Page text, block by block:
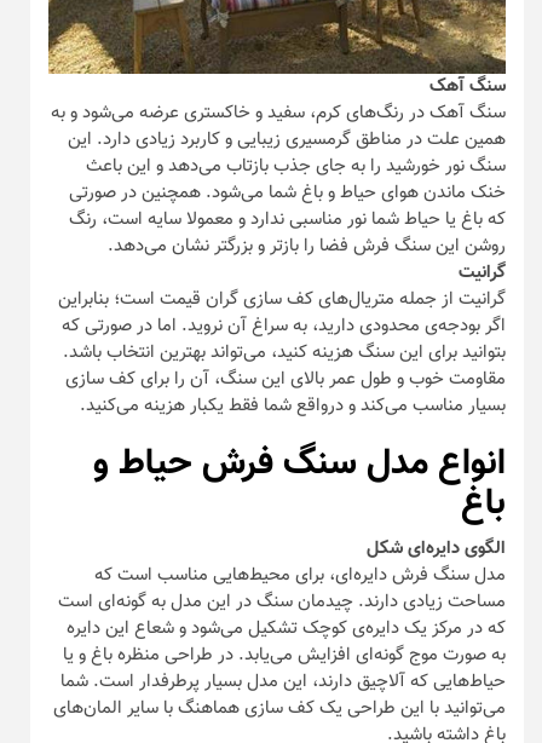
سنگ آهک
سنگ آهک در رنگ‌های کرم، سفید و خاکستری عرضه می‌شود و به
همین علت در مناطق گرمسیری زیبایی و کاربرد زیادی دارد. این
سنگ نور خورشید را به جای جذب بازتاب می‌دهد و این باعث
خنک ماندن هوای حیاط و باغ شما می‌شود. همچنین در صورتی
که باغ یا حیاط شما نور مناسبی ندارد و معمولا سایه است، رنگ
روشن این سنگ فرش فضا را بازتر و بزرگتر نشان می‌دهد.
گرانیت
گرانیت از جمله متریال‌های کف سازی گران قیمت است؛ بنابراین
اگر بودجه‌ی محدودی دارید، به سراغ آن نروید. اما در صورتی که
بتوانید برای این سنگ هزینه کنید، می‌تواند بهترین انتخاب باشد.
مقاومت خوب و طول عمر بالای این سنگ، آن را برای کف سازی
بسیار مناسب می‌کند و درواقع شما فقط یکبار هزینه می‌کنید.
انواع مدل سنگ فرش حیاط و
باغ
الگوی دایره‌ای شکل
مدل سنگ فرش دایره‌ای، برای محیط‌هایی مناسب است که
مساحت زیادی دارند. چیدمان سنگ در این مدل به گونه‌ای است
که در مرکز یک دایره‌ی کوچک تشکیل می‌شود و شعاع این دایره
به صورت موج گونه‌ای افزایش می‌یابد. در طراحی منظره باغ و یا
حیاط‌هایی که آلاچیق دارند، این مدل بسیار پرطرفدار است. شما
می‌توانید با این طراحی یک کف سازی هماهنگ با سایر المان‌های
باغ داشته باشید.